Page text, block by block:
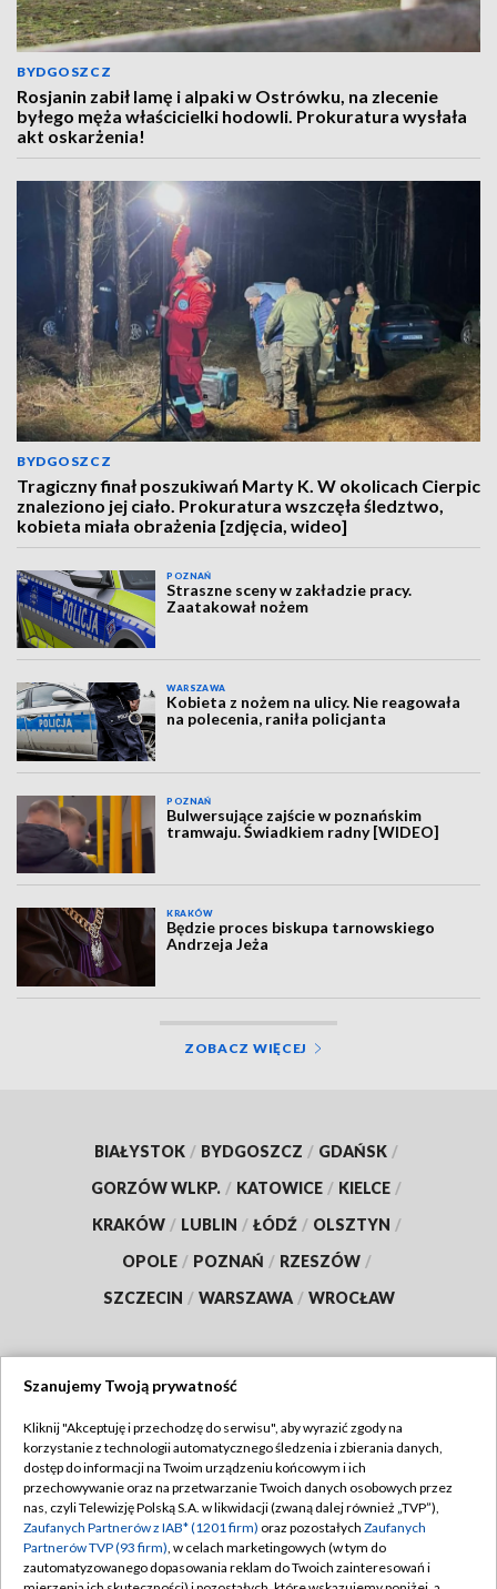
BYDGOSZCZ
Rosjanin zabił lamę i alpaki w Ostrówku, na zlecenie
byłego męża właścicielki hodowli. Prokuratura wysłała
akt oskarżenia!
BYDGOSZCZ
Tragiczny finał poszukiwań Marty K. W okolicach Cierpic
znaleziono jej ciało. Prokuratura wszczęła śledztwo,
kobieta miała obrażenia [zdjęcia, wideo]
POZNAŃ
Straszne sceny w zakładzie pracy.
Zaatakował nożem
WARSZAWA
Kobieta z nożem na ulicy. Nie reagowała
na polecenia, raniła policjanta
POZNAŃ
Bulwersujące zajście w poznańskim
tramwaju. Świadkiem radny [WIDEO]
KRAKÓW
Będzie proces biskupa tarnowskiego
Andrzeja Jeża
ZOBACZ WIĘCEJ
BIAŁYSTOK / BYDGOSZCZ / GDAŃSK /
GORZÓW WLKP. / KATOWICE / KIELCE /
KRAKÓW / LUBLIN / ŁÓDŹ / OLSZTYN /
OPOLE / POZNAŃ / RZESZÓW /
SZCZECIN / WARSZAWA / WROCŁAW
TVP
Abonament TVP
Emisja w TVP
Centrum informacji TVP
Regulamin TVP
Polityka prywatności
Moje zgody
Szanujemy Twoją prywatność
Kliknij "Akceptuję i przechodzę do serwisu", aby wyrazić zgody na
korzystanie z technologii automatycznego śledzenia i zbierania danych,
dostęp do informacji na Twoim urządzeniu końcowym i ich
przechowywanie oraz na przetwarzanie Twoich danych osobowych przez
nas, czyli Telewizję Polską S.A. w likwidacji (zwaną dalej również „TVP”),
Zaufanych Partnerów z IAB* (1201 firm) oraz pozostałych Zaufanych
Partnerów TVP (93 firm), w celach marketingowych (w tym do
zautomatyzowanego dopasowania reklam do Twoich zainteresowań i